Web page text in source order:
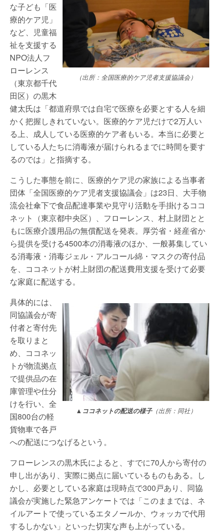
（出所：全国医療的ケア児者支援協議会）
な子ども「医
療的ケア児」
など、児童福
祉を支援する
NPO法人フ
ローレンス
（東京都千代
田区）の黒木
健太氏は「都道府県では自宅で医療を必要とする人を細
かく把握しきれていない。医療的ケア児だけで2万人い
る上、成人している医療的ケア者もいる。本当に必要と
している人たちに消毒液が届けられるまでに時間を要す
るのでは」と指摘する。
こうした事態を前に、医療的ケア児の家族による当事者
団体「全国医療的ケア児者支援協議会」は23日、大手物
流会社傘下で食品配達事業や見守り活動を手掛けるココ
ネット（東京都中央区）、フローレンス、村上財団とと
もに医療介護用品の無償配送を発表。厚労省・経産省か
ら提供を受ける4500本の消毒液のほか、一般募集してい
る消毒液・消毒ジェル・アルコール綿・マスクの寄付品
を、ココネットが村上財団の配送費用支援を受けて必要
な家庭に配送する。
▲ココネットの配送の様子（出所：同社）
具体的には、
同協議会が寄
付者と寄付先
を取りまと
め、ココネッ
トが物流拠点
で提供品の在
庫管理や仕分
けを行い、全
国800台の軽
貨物車で各戸
への配送につなげるという。
フローレンスの黒木氏によると、すでに70人から寄付の
申し出があり、実際に拠点に届いているものもある。し
かし、必要としている家庭は現時点で300戸あり、同協
議会が実施した緊急アンケートでは「このままでは、ネ
イルアートで使っているエタノールか、ウォッカで代用
するしかない」といった切実な声も上がっている。